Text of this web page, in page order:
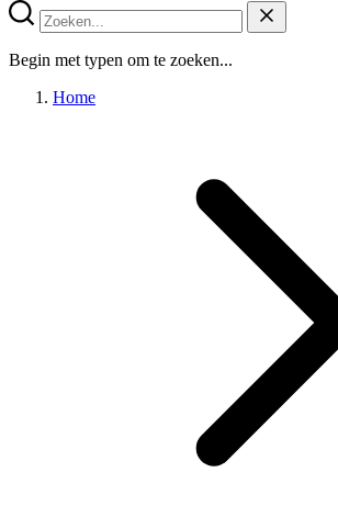
Begin met typen om te zoeken...
Home